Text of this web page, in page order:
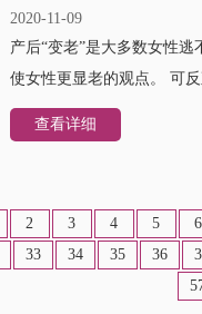
2020-11-09
产后“变老”是大多数女性
使女性更显老的观点。 可
查看详细
2 3 4 5
6
33 34 35 36